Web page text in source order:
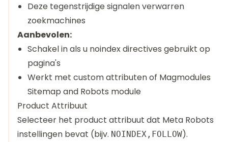
Deze tegenstrijdige signalen verwarren
zoekmachines
Aanbevolen:
Schakel in als u noindex directives gebruikt op
pagina's
Werkt met custom attributen of Magmodules
Sitemap and Robots module
Product Attribuut
Selecteer het product attribuut dat Meta Robots
instellingen bevat (bijv. NOINDEX,FOLLOW).